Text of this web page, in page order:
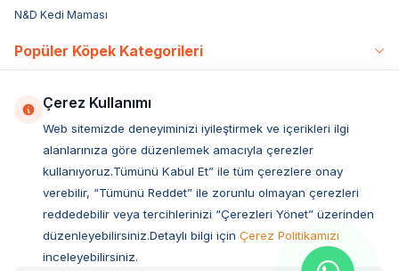
N&D Kedi Maması
Popüler Köpek Kategorileri
Yavru Köpek Maması
Yaşlı Köpek Maması
Özel Irk Köpek Mamaları
Küçük Irk Köpek Mamaları
Köpek Konservesi & Yaş Mama
Çerez Kullanımı
Web sitemizde deneyiminizi iyileştirmek ve içerikleri ilgi
alanlarınıza göre düzenlemek amacıyla çerezler
kullanıyoruz.Tümünü Kabul Et” ile tüm çerezlere onay
verebilir, “Tümünü Reddet” ile zorunlu olmayan çerezleri
reddedebilir veya tercihlerinizi “Çerezleri Yönet” üzerinden
düzenleyebilirsiniz.Detaylı bilgi için Çerez Politikamızı
inceleyebilirsiniz.